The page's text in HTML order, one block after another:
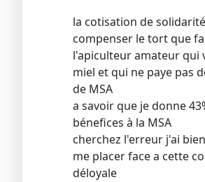
la cotisation de
compenser le tort que
l'apiculteur amateur qui
miel et qui ne paye pas
de MSA
a savoir que je donne
bénefices à la MSA
cherchez l'erreur j'ai
me placer face a cette
déloyale